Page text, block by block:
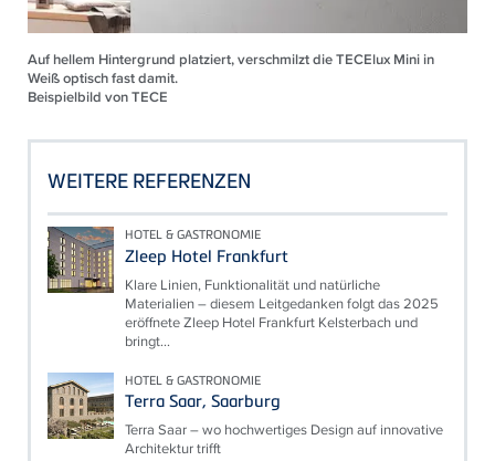
Auf hellem Hintergrund platziert, verschmilzt die TECElux Mini in
Weiß optisch fast damit.
Beispielbild von TECE
WEITERE REFERENZEN
HOTEL & GASTRONOMIE
Zleep Hotel Frankfurt
Klare Linien, Funktionalität und natürliche
Materialien – diesem Leitgedanken folgt das 2025
eröffnete Zleep Hotel Frankfurt Kelsterbach und
bringt...
HOTEL & GASTRONOMIE
Terra Saar, Saarburg
Terra Saar – wo hochwertiges Design auf innovative
Architektur trifft